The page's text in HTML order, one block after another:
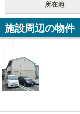
所在地
施設周辺の物件